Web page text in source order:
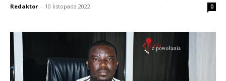
Redaktor - 10 listopada 2022 0